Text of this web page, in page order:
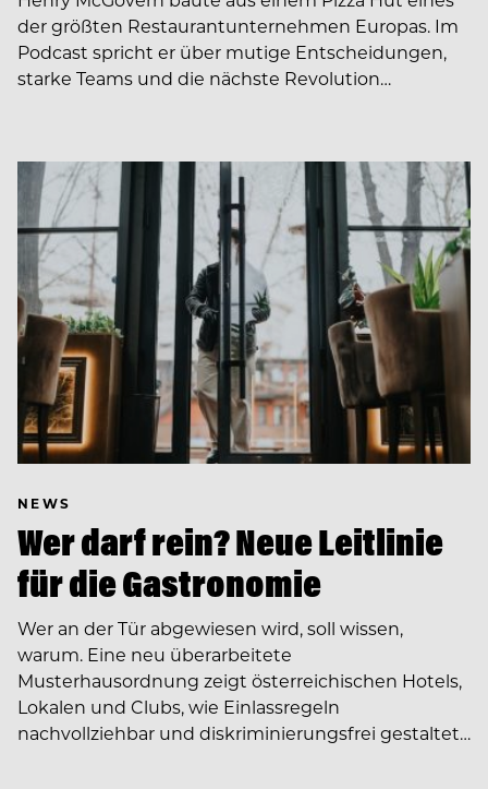
der größten Restaurantunternehmen Europas. Im
Podcast spricht er über mutige Entscheidungen,
starke Teams und die nächste Revolution…
NEWS
Wer darf rein? Neue Leitlinie
für die Gastronomie
Wer an der Tür abgewiesen wird, soll wissen,
warum. Eine neu überarbeitete
Musterhausordnung zeigt österreichischen Hotels,
Lokalen und Clubs, wie Einlassregeln
nachvollziehbar und diskriminierungsfrei gestaltet…